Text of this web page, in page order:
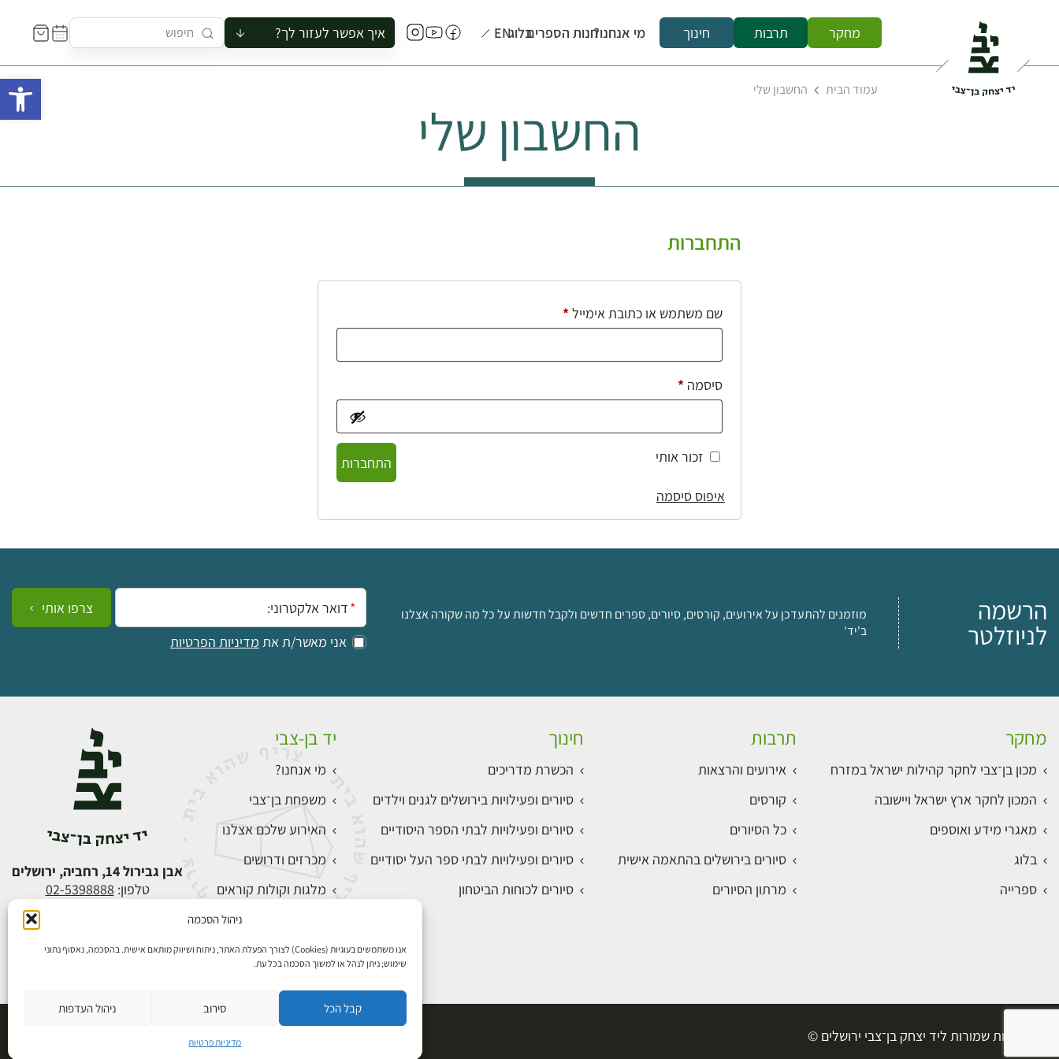
ניהול הסכמה
אנו משתמשים בעוגיות (Cookies) לצורך הפעלת האתר, ניתוח ושיווק מותאם אישית. בהסכמה, נאסוף נתוני
שימוש; ניתן לנהל או למשוך הסכמה בכל עת.
קבל הכל סירוב ניהול העדפות
מדיניות פרטיות
מחקר תרבות חינוך מי אנחנו?חנות הספריםבלוגEN איך אפשר לעזור לך?
להזמין סיור לקבוצה
לתאם ביקור בצריף
עמוד הבית החשבון שלי
החשבון שלי
התחברות
שם משתמש או כתובת אימייל*חובה
סיסמה*חובה
זכור אותי
התחברות
איפוס סיסמה
הרשמה
לניוזלטר
מוזמנים להתעדכן על אירועים, קורסים, סיורים, ספרים חדשים ולקבל חדשות על כל מה שקורה אצלנו
ב'יד'
אימייל:
אני מאשר/ת את מדיניות הפרטיות
צרפו אותי
מחקר
מכון בן־צבי לחקר קהילות ישראל במזרח
המכון לחקר ארץ ישראל ויישובה
מאגרי מידע ואוספים
בלוג
ספרייה
תרבות
אירועים והרצאות
קורסים
כל הסיורים
סיורים בירושלים בהתאמה אישית
מרתון הסיורים
חינוך
הכשרת מדריכים
סיורים ופעילויות בירושלים לגנים וילדים
סיורים ופעילויות לבתי הספר היסודיים
סיורים ופעילויות לבתי ספר העל יסודיים
סיורים לכוחות הביטחון
יד בן-צבי
מי אנחנו?
משפחת בן־צבי
האירוע שלכם אצלנו
מכרזים ודרושים
מלגות וקולות קוראים
התחברות
אבן גבירול 14, רחביה, ירושלים
טלפון: 02-5398888
כל הזכויות שמורות ליד יצחק בן־צבי ירושלים ©